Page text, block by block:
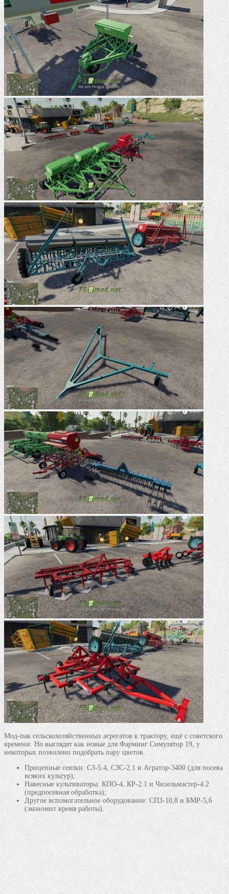
Мод-пак сельскохозяйственных агрегатов к трактору, ещё с советского
времени. Но выглядят как новые для Фарминг Симулятор 19, у
некоторых позволено подобрать пару цветов.
Прицепные сеялки: СЗ-5.4, СЗС-2.1 и Агратор-3400 (для посева
всяких культур);
Навесные культиваторы: КПО-4, КР-2.1 и Чизельмастер-4.2
(предпосевная обработка);
Другое вспомогательное оборудование: СПЗ-10,8 и БМР-5,6
(экономит время работы).